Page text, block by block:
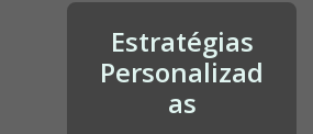
Estratégias
Personalizad
as